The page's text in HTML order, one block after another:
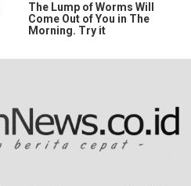
The Lump of Worms Will
Come Out of You in The
Morning. Try it